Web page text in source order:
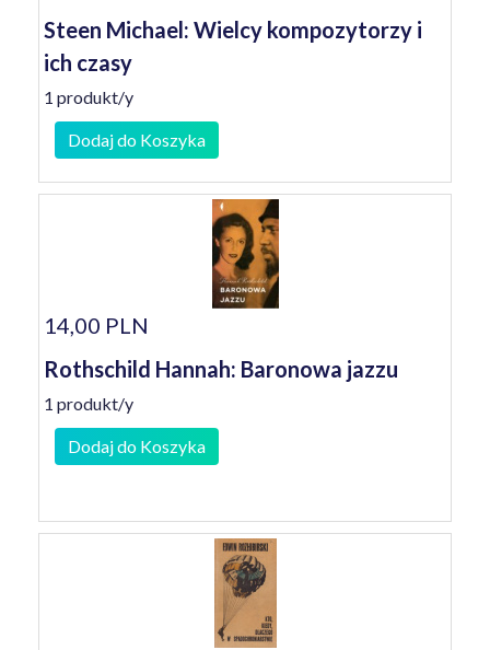
Steen Michael: Wielcy kompozytorzy i
ich czasy
1 produkt/y
Dodaj do Koszyka
14,00 PLN
Rothschild Hannah: Baronowa jazzu
1 produkt/y
Dodaj do Koszyka